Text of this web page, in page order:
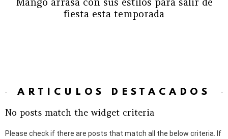
fiesta esta temporada
ARTÍCULOS DESTACADOS
No posts match the widget criteria
Please check if there are posts that match all the below criteria. If